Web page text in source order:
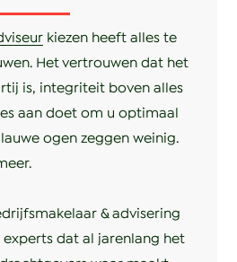
kiezen heeft alles te
Het vertrouwen dat het
is, integriteit boven alles
aan doet om u optimaal
ogen zeggen weinig.
& advisering
dat al jarenlang het